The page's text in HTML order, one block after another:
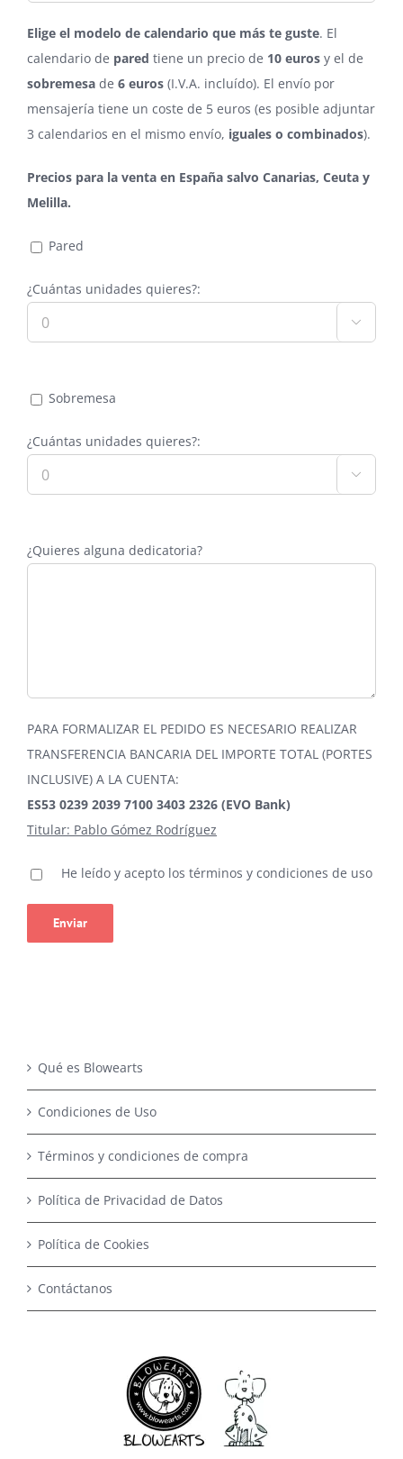
Elige el modelo de calendario que más te guste. El
calendario de pared tiene un precio de 10 euros y el de
sobremesa de 6 euros (I.V.A. incluído). El envío por
mensajería tiene un coste de 5 euros (es posible adjuntar
3 calendarios en el mismo envío, iguales o combinados).
Precios para la venta en España salvo Canarias, Ceuta y
Melilla.
Pared
¿Cuántas unidades quieres?:

Sobremesa
¿Cuántas unidades quieres?:

¿Quieres alguna dedicatoria?
PARA FORMALIZAR EL PEDIDO ES NECESARIO REALIZAR
TRANSFERENCIA BANCARIA DEL IMPORTE TOTAL (PORTES
INCLUSIVE) A LA CUENTA:
ES53 0239 2039 7100 3403 2326 (EVO Bank)
Titular: Pablo Gómez Rodríguez
He leído y acepto los términos y condiciones de uso
Qué es Blowearts
Condiciones de Uso
Términos y condiciones de compra
Política de Privacidad de Datos
Política de Cookies
Contáctanos